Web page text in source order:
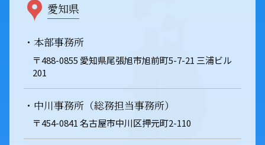
愛知県
・本部事務所
〒488-0855 愛知県尾張旭市旭前町5-7-21 三浦ビル
201
・中川事務所（総務担当事務所）
〒454-0841 名古屋市中川区押元町2-110